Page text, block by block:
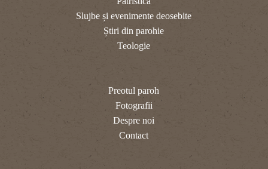
Slujbe și evenimente deosebite
Știri din parohie
Teologie
Preotul paroh
Fotografii
Despre noi
Contact